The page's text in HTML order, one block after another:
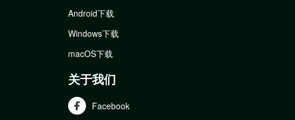
Android下载
Windows下载
macOS下载
关于我们
Facebook